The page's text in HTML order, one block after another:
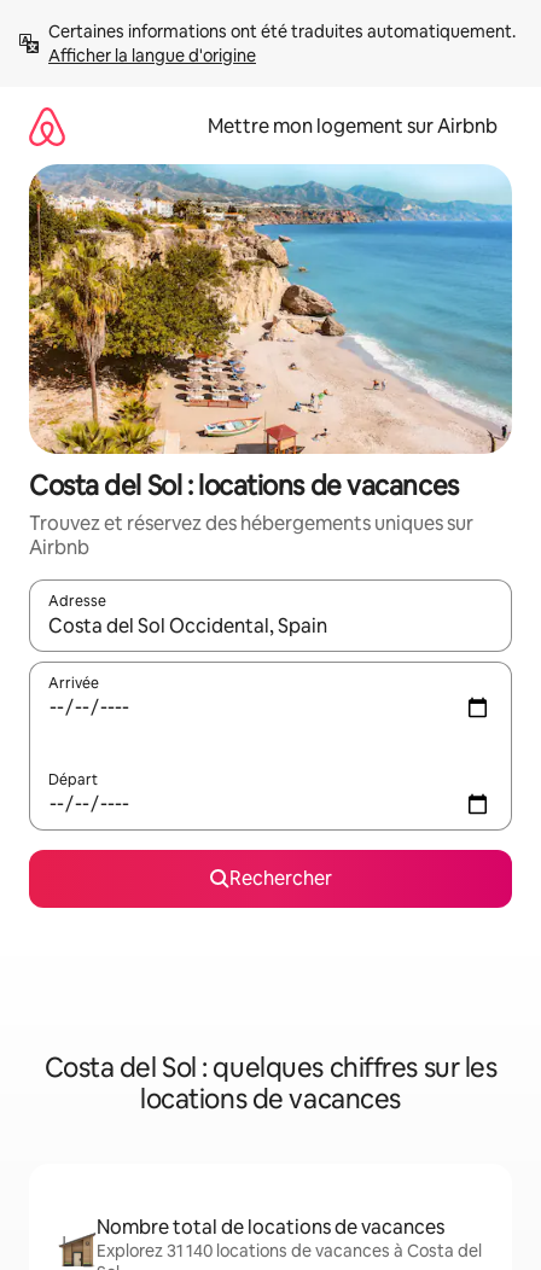
directement
Afficher la langue d'origine
Mettre mon logement sur Airbnb
Costa del Sol : locations de vacances
Trouvez et réservez des hébergements uniques sur
Airbnb
Adresse
Lorsque les résultats s'affichent, utilisez les flèches vers le
Arrivée
Départ
Rechercher
Costa del Sol : quelques chiffres sur les
locations de vacances
Nombre total de locations de vacances
Explorez 31 140 locations de vacances à Costa del